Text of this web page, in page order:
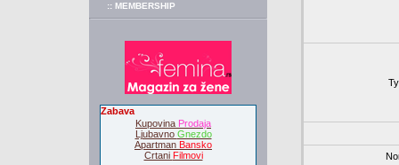
:: MEMBERSHIP
Zabava
Kupovina Prodaja
Ljubavno Gnezdo
Apartman Bansko
Crtani Filmovi